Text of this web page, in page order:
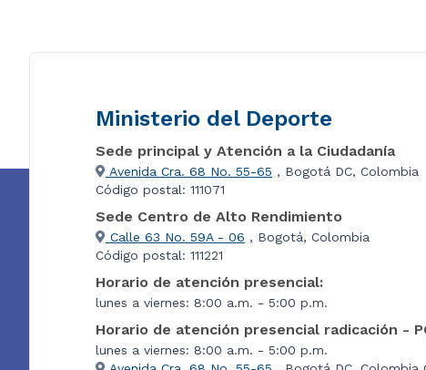
Ministerio del Deporte
Sede principal y Atención a la Ciudadanía
Avenida Cra. 68 No. 55-65 , Bogotá DC, Colombia
Código postal: 111071
Sede Centro de Alto Rendimiento
Calle 63 No. 59A - 06 , Bogotá, Colombia
Código postal: 111221
Horario de atención presencial:
lunes a viernes: 8:00 a.m. - 5:00 p.m.
Horario de atención presencial radicación -
lunes a viernes: 8:00 a.m. - 5:00 p.m.